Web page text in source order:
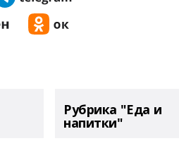
Рубрика "Еда и
напитки"